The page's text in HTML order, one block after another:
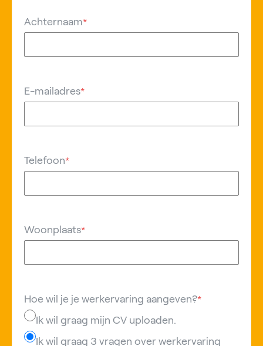
Achternaam*
E-mailadres*
Telefoon*
Woonplaats*
Hoe wil je je werkervaring aangeven?*
Ik wil graag mijn CV uploaden.
Ik wil graag 3 vragen over werkervaring